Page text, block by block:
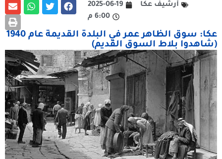
أرشيف عكا
2025-06-19
6:00 م
عكا: سوق الظاهر عمر في البلدة القديمة عام 1940
(شاهدوا بلاط السوق القديم)